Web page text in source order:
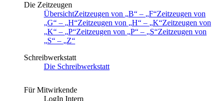
Die Zeitzeugen
ÜbersichtZeitzeugen von B – F Zeitzeugen von
G
– H Zeitzeugen von H – K Zeitzeugen von
K
– P Zeitzeugen von P – S Zeitzeugen von
S
–
Z
Schreibwerkstatt
Die Schreibwerkstatt
Für Mitwirkende
LogIn Intern